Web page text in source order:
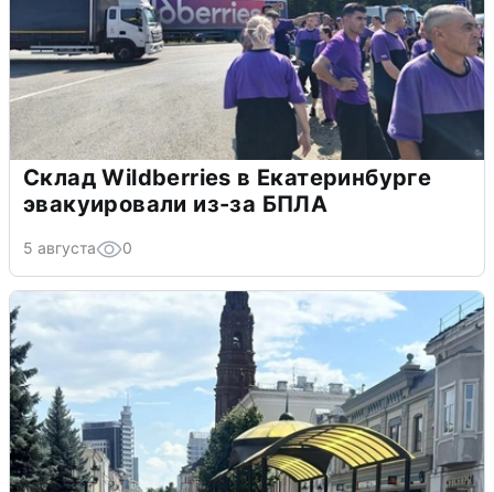
Склад Wildberries в Екатеринбурге
эвакуировали из-за БПЛА
5 августа 0